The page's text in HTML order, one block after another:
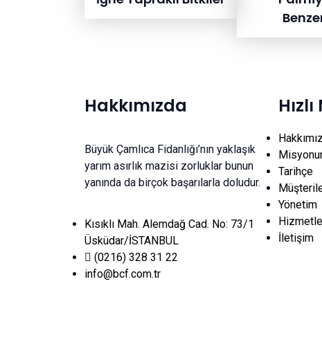
Hakkımızda
Büyük Çamlıca Fidanlığı’nın yaklaşık
yarım asırlık mazisi zorluklar bunun
yanında da birçok başarılarla doludur.
Kısıklı Mah. Alemdağ Cad. No: 73/1
Üsküdar/İSTANBUL
(0216) 328 31 22
info@bcf.com.tr
Tarihçe
Yönetim
İletişim